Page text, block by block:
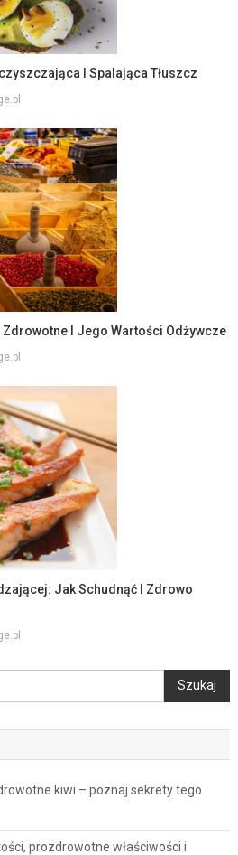
I Spalająca Tłuszcz
Zdrowotne I Jego Wartości Odżywcze
Jak Schudnąć I Zdrowo
Szukaj
kiwi – poznaj sekrety tego
prozdrowotne właściwości i